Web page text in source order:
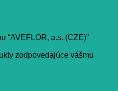
“AVEFLOR, a.s. (CZE)”
zodpovedajúce vášmu